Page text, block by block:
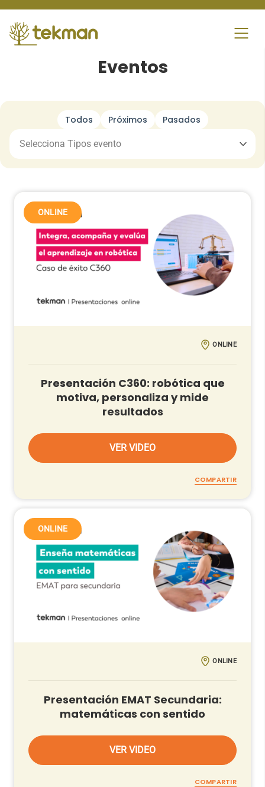
content
Eventos
Todos Próximos Pasados
ONLINE
ONLINE
Presentación C360: robótica que
motiva, personaliza y mide
resultados
VER VIDEO
COMPARTIR
ONLINE
ONLINE
Presentación EMAT Secundaria:
matemáticas con sentido
VER VIDEO
COMPARTIR